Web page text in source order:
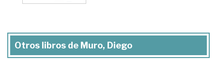
Otros libros de Muro, Diego